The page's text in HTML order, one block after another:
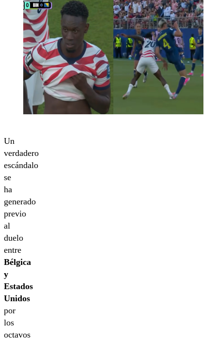
Un
verdadero
escándalo
se
ha
generado
previo
al
duelo
entre
Bélgica
y
Estados
Unidos
por
los
octavos